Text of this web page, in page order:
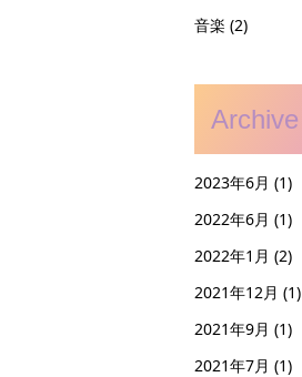
音楽 (2)
Archive
2023年6月 (1)
2022年6月 (1)
2022年1月 (2)
2021年12月 (1)
2021年9月 (1)
2021年7月 (1)